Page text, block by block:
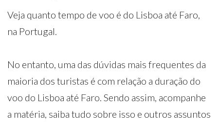
Veja quanto tempo de voo é do Lisboa até Faro,
na Portugal.
No entanto, uma das dúvidas mais frequentes da
maioria dos turistas é com relação a duração do
voo do Lisboa até Faro. Sendo assim, acompanhe
a matéria, saiba tudo sobre isso e outros assuntos